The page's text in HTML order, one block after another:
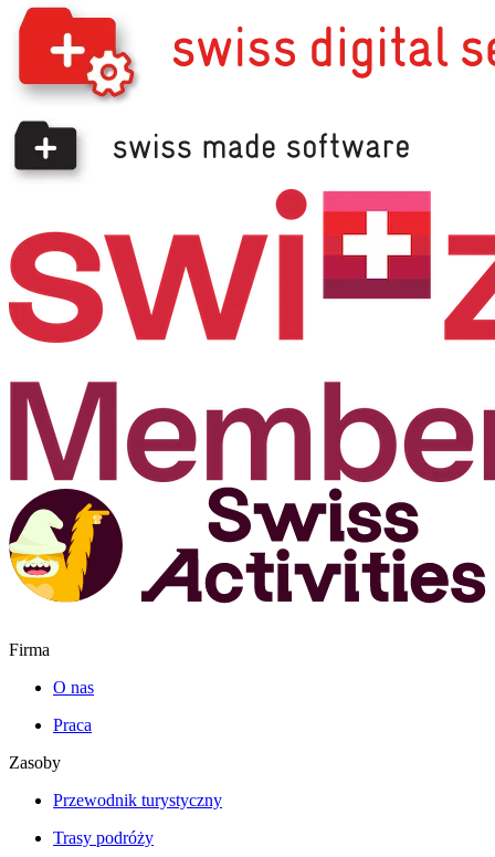
Firma
O nas
Praca
Zasoby
Przewodnik turystyczny
Trasy podróży